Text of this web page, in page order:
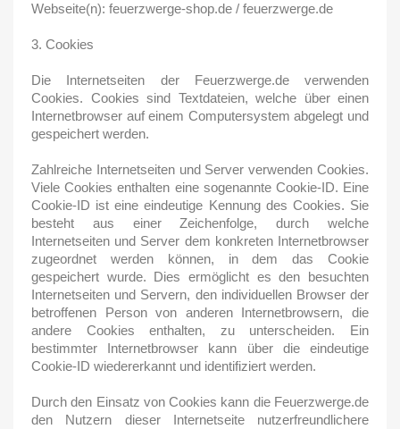
Webseite(n): feuerzwerge-shop.de / feuerzwerge.de
3. Cookies
Die Internetseiten der Feuerzwerge.de verwenden
Cookies. Cookies sind Textdateien, welche über einen
Internetbrowser auf einem Computersystem abgelegt und
gespeichert werden.
Zahlreiche Internetseiten und Server verwenden Cookies.
Viele Cookies enthalten eine sogenannte Cookie-ID. Eine
Cookie-ID ist eine eindeutige Kennung des Cookies. Sie
besteht aus einer Zeichenfolge, durch welche
Internetseiten und Server dem konkreten Internetbrowser
zugeordnet werden können, in dem das Cookie
gespeichert wurde. Dies ermöglicht es den besuchten
Internetseiten und Servern, den individuellen Browser der
betroffenen Person von anderen Internetbrowsern, die
andere Cookies enthalten, zu unterscheiden. Ein
bestimmter Internetbrowser kann über die eindeutige
Cookie-ID wiedererkannt und identifiziert werden.
Durch den Einsatz von Cookies kann die Feuerzwerge.de
den Nutzern dieser Internetseite nutzerfreundlichere